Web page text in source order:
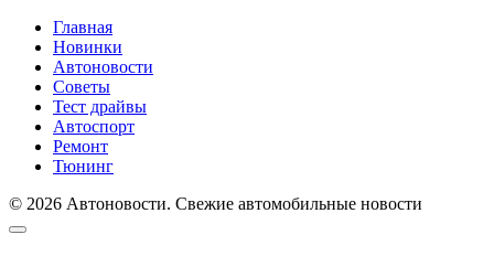
Главная
Новинки
Автоновости
Советы
Тест драйвы
Автоспорт
Ремонт
Тюнинг
© 2026 Автоновости. Свежие автомобильные новости